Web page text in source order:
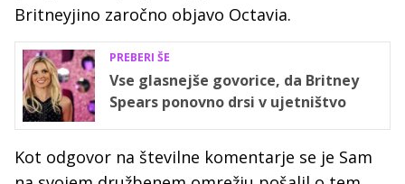
Britneyjino zaročno objavo Octavia.
PREBERI ŠE
Vse glasnejše govorice, da Britney
Spears ponovno drsi v ujetništvo
Kot odgovor na številne komentarje se je Sam